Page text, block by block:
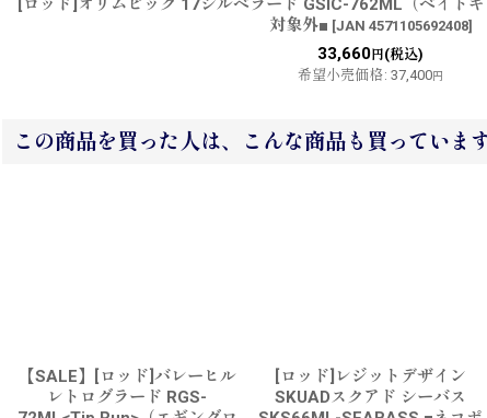
[ロッド]オリムピック 17シルベラード GSIC-762ML（ベイト
対象外■ [JAN 4571105692408]
33,660 円(税込)
希望小売価格: 37,400円
この商品を買った人は、こんな商品も買っていま
【SALE】[ロッド]バレーヒル
レトログラード RGS-
[ロッド]レジットデザイン
SKUADスクアド シーバス